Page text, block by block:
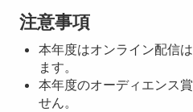
注意事項
本年度はオンライン配信
ます。
本年度のオーディエンス
せん。